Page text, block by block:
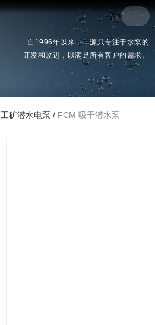
自1996年以来，丰源只专注于水泵的
开发和改进，以满足所有客户的需求。
工矿潜水电泵 / FCM 吸干潜水泵